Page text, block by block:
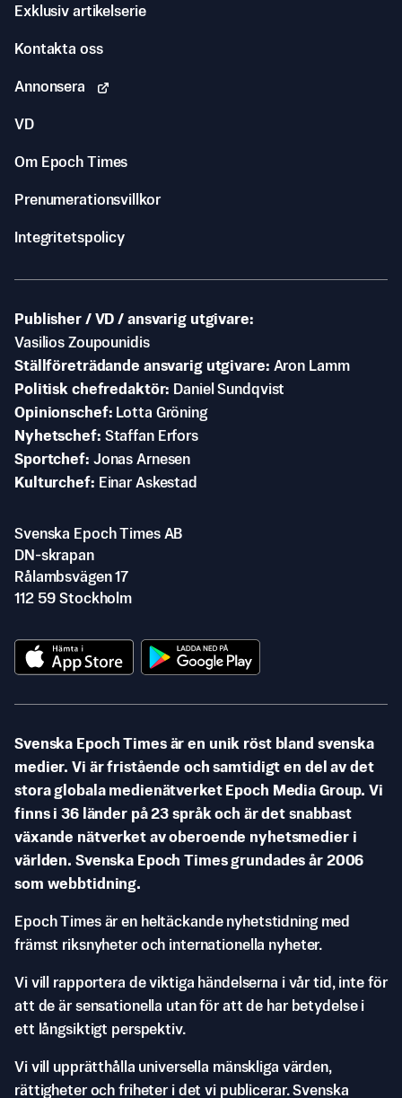
Exklusiv artikelserie
Kontakta oss
Annonsera
VD
Om Epoch Times
Prenumerationsvillkor
Integritetspolicy
Publisher / VD / ansvarig utgivare
Vasilios Zoupounidis
Ställföreträdande ansvarig utgivare Aron Lamm
Politisk chefredaktör
Daniel Sundqvist
Opinionschef
Lotta Gröning
Nyhetschef Staffan Erfors
Sportchef Jonas Arnesen
Kulturchef
Einar Askestad
Svenska Epoch Times AB
DN-skrapan
Rålambsvägen 17
112 59 Stockholm
Svenska Epoch Times är en unik röst bland svenska
medier. Vi är fristående och samtidigt en del av det
stora globala medienätverket Epoch Media Group. Vi
finns i 36 länder på 23 språk och är det snabbast
växande nätverket av oberoende nyhetsmedier i
världen. Svenska Epoch Times grundades år 2006
som webbtidning.
Epoch Times är en heltäckande nyhetstidning med
främst riksnyheter och internationella nyheter.
Vi vill rapportera de viktiga händelserna i vår tid, inte för
att de är sensationella utan för att de har betydelse i
ett långsiktigt perspektiv.
Vi vill upprätthålla universella mänskliga värden,
rättigheter och friheter i det vi publicerar. Svenska